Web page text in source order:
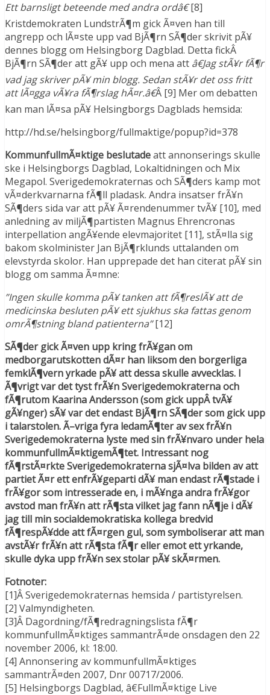
Ett barnsligt beteende med andra ordâ€[8]
Kristdemokraten LundstrÃ¶m gick Ã¤ven han till
angrepp och lÃ¤ste upp vad BjÃ¶rn SÃ¶der skrivit pÃ¥
dennes blogg om Helsingborg Dagblad. Detta fickÂ
BjÃ¶rn SÃ¶der att gÃ¥ upp och mena att â€Jag stÃ¥r fÃ¶r
vad jag skriver pÃ¥ min blogg. Sedan stÃ¥r det oss fritt
att lÃ¤gga vÃ¥ra fÃ¶rslag hÃ¤r.â€Â [9] Mer om debatten
kan man lÃ¤sa pÃ¥ Helsingborgs Dagblads hemsida:
http://hd.se/helsingborg/fullmaktige/popup?id=378
KommunfullmÃ¤ktige beslutadeatt annonserings skulle
ske i Helsingborgs Dagblad, Lokaltidningen och Mix
Megapol. Sverigedemokraternas och SÃ¶ders kamp mot
vÃ¤derkvarnarna fÃ¶ll pladask. Andra insatser frÃ¥n
SÃ¶ders sida var att pÃ¥ Ã¤rendenummer tvÃ¥ [10], med
anledning av miljÃ¶partisten Magnus Ehrencronas
interpellation angÃ¥ende elevmajoritet [11], stÃ¤lla sig
bakom skolminister Jan BjÃ¶rklunds uttalanden om
elevstyrda skolor. Han upprepade det han citerat pÃ¥ sin
blogg om samma Ã¤mne:
”Ingen skulle komma pÃ¥ tanken att fÃ¶reslÃ¥ att de
medicinska besluten pÃ¥ ett sjukhus ska fattas genom
omrÃ¶stning bland patienterna”[12]
SÃ¶der gick Ã¤ven upp kring frÃ¥gan om
medborgarutskotten dÃ¤r han liksom den borgerliga
femklÃ¶vern yrkade pÃ¥ att dessa skulle avvecklas. I
Ã¶vrigt var det tyst frÃ¥n Sverigedemokraterna och
fÃ¶rutom Kaarina Andersson (som gick uppÂ tvÃ¥
gÃ¥nger) sÃ¥ var det endast BjÃ¶rn SÃ¶der som gick upp
i talarstolen. Ã–vriga fyra ledamÃ¶ter av sex frÃ¥n
Sverigedemokraterna lyste med sin frÃ¥nvaro under hela
kommunfullmÃ¤ktigemÃ¶tet. Intressant nog
fÃ¶rstÃ¤rkte Sverigedemokraterna sjÃ¤lva bilden av att
partiet Ã¤r ett enfrÃ¥geparti dÃ¥ man endast rÃ¶stade i
frÃ¥gor som intresserade en, i mÃ¥nga andra frÃ¥gor
avstod man frÃ¥n att rÃ¶sta vilket jag fann nÃ¶je i dÃ¥
jag till min socialdemokratiska kollega bredvid
fÃ¶respÃ¥dde att fÃ¤rgen gul, som symboliserar att man
avstÃ¥r frÃ¥n att rÃ¶sta fÃ¶r eller emot ett yrkande,
skulle dyka upp frÃ¥n sex stolar pÃ¥ skÃ¤rmen.
Fotnoter:
[1]Â Sverigedemokraternas hemsida / partistyrelsen.
[2] Valmyndigheten.
[3]Â Dagordning/fÃ¶redragningslista fÃ¶r
kommunfullmÃ¤ktiges sammantrÃ¤de onsdagen den 22
november 2006, kl: 18:00.
[4] Annonsering av kommunfullmÃ¤ktiges
sammantrÃ¤den 2007, Dnr 00717/2006.
[5] Helsingborgs Dagblad, â€FullmÃ¤ktige Live